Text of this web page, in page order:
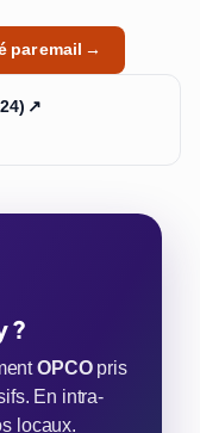
par email →
↗
?
OPCOpris
En intra-
locaux.